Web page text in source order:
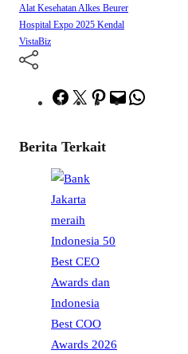
Alat KesehatanAlkes Beurer
Hospital Expo 2025 Kendal
VistaBiz
Facebook
TwitterPinterest
Mail
Berita Terkait